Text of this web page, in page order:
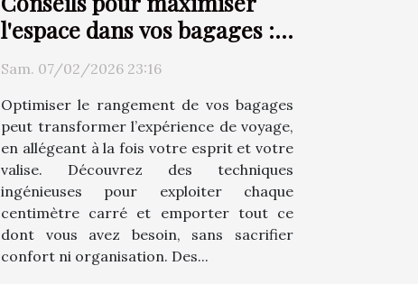
l'espace dans vos bagages :
Techniques et astuces
Sam. 07/02/2026 23:16
Optimiser le rangement de vos bagages
peut transformer l’expérience de voyage,
en allégeant à la fois votre esprit et votre
valise. Découvrez des techniques
ingénieuses pour exploiter chaque
centimètre carré et emporter tout ce
dont vous avez besoin, sans sacrifier
confort ni organisation. Des...